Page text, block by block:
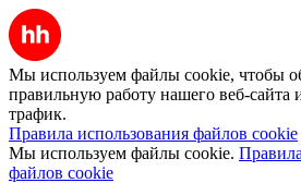
Мы используем файлы cookie, чтобы
правильную работу нашего веб-сайта
трафик.
Правила использования файлов cookie
Мы используем файлы cookie.
файлов cookie